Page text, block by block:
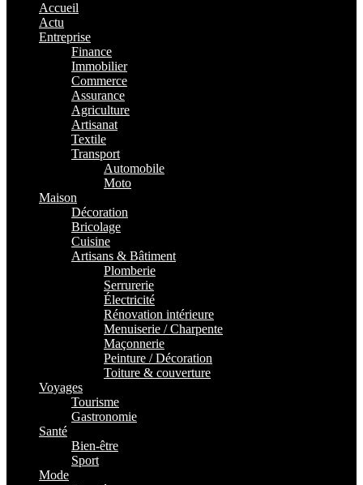
Accueil
Actu
Entreprise
Finance
Immobilier
Commerce
Assurance
Agriculture
Artisanat
Textile
Transport
Automobile
Moto
Maison
Décoration
Bricolage
Cuisine
Artisans & Bâtiment
Plomberie
Serrurerie
Électricité
Rénovation intérieure
Menuiserie / Charpente
Maçonnerie
Peinture / Décoration
Toiture & couverture
Voyages
Tourisme
Gastronomie
Santé
Bien-être
Sport
Mode